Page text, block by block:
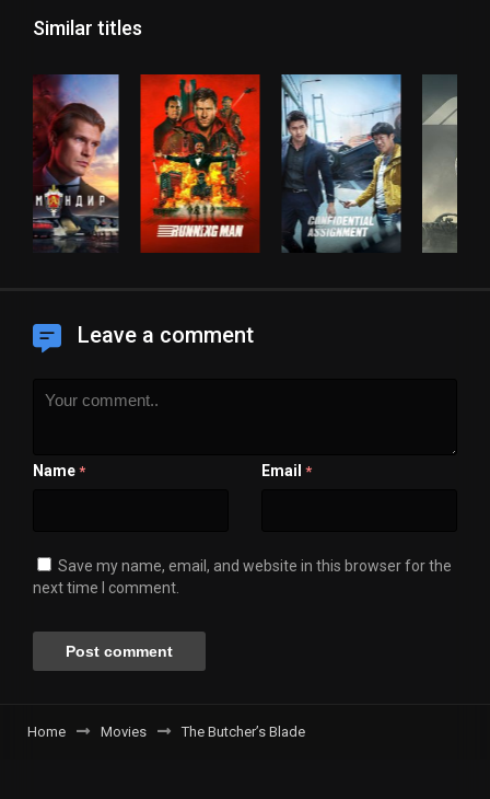
Similar titles
Leave a comment
Name * Email *
Save my name, email, and website in this browser for the
next time I comment.
Home Movies The Butcher’s Blade